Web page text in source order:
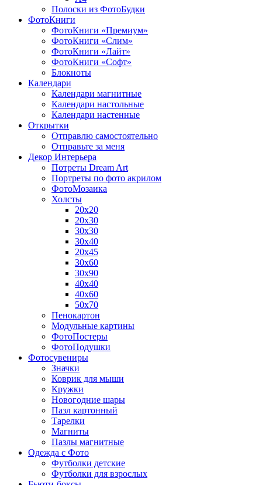
Полоски из ФотоБудки
ФотоКниги
ФотоКниги «Премиум»
ФотоКниги «Слим»
ФотоКниги «Лайт»
ФотоКниги «Софт»
Блокноты
Календари
Календари магнитные
Календари настольные
Календари настенные
Открытки
Отправлю самостоятельно
Отправьте за меня
Декор Интерьера
Потреты Dream Art
Портреты по фото акрилом
ФотоМозаика
Холсты
20х20
20х30
30х30
30х40
20х45
30х60
30х90
40х40
40х60
50х70
Пенокартон
Модульные картины
ФотоПостеры
ФотоПодушки
Фотоcувениры
Значки
Коврик для мыши
Кружки
Новогодние шары
Пазл картонный
Тарелки
Магниты
Пазлы магнитные
Одежда с Фото
Футболки детские
Футболки для взрослых